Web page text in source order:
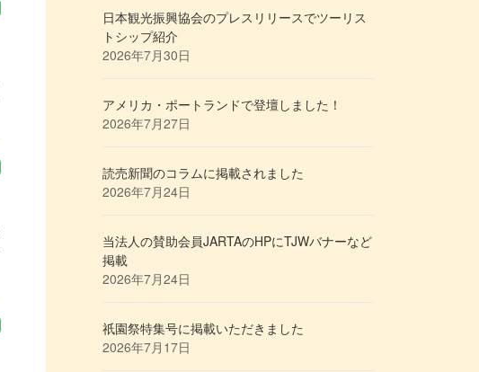
日本観光振興協会のプレスリリースでツーリス
トシップ紹介
2026年7月30日
アメリカ・ポートランドで登壇しました！
2026年7月27日
読売新聞のコラムに掲載されました
2026年7月24日
当法人の賛助会員JARTAのHPにTJWバナーなど
掲載
2026年7月24日
祇園祭特集号に掲載いただきました
2026年7月17日